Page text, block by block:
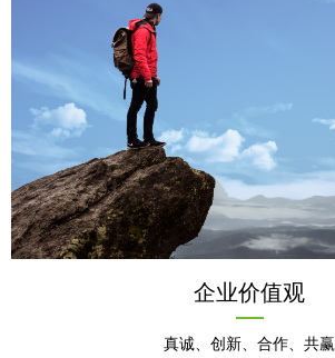
企业价值观
真诚、创新、合作、共赢